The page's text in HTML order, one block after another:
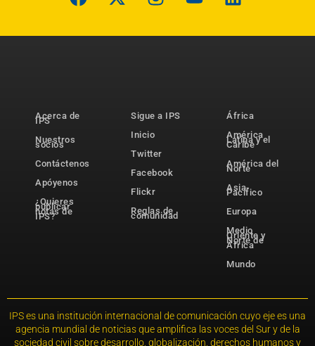
Acerca de
IPS
Nuestros
socios
Contáctenos
Apóyenos
¿Quieres
publicar
notas de
IPS?
Sigue a IPS
Inicio
Twitter
Facebook
Flickr
Reglas de
comunidad
África
América
Latina y el
Caribe
América del
Norte
Asia-
Pacífico
Europa
Medio
Oriente y
Norte de
África
Mundo
IPS es una institución internacional de comunicación cuyo eje es una
agencia mundial de noticias que amplifica las voces del Sur y de la
sociedad civil sobre desarrollo, globalización, derechos humanos y